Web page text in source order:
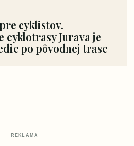
cyklistov.
cyklotrasy Jurava je
po pôvodnej trase
REKLAMA